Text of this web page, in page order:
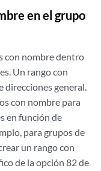
en el grupo
con nombre dentro
Un rango con
direcciones general.
con nombre para
en función de
para grupos de
un rango con
de la opción 82 de